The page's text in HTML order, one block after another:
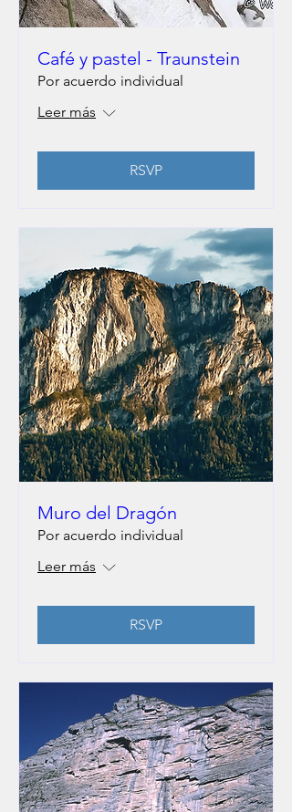
Café y pastel - Traunstein
Por acuerdo individual
Leer más
RSVP
Muro del Dragón
Por acuerdo individual
Leer más
RSVP